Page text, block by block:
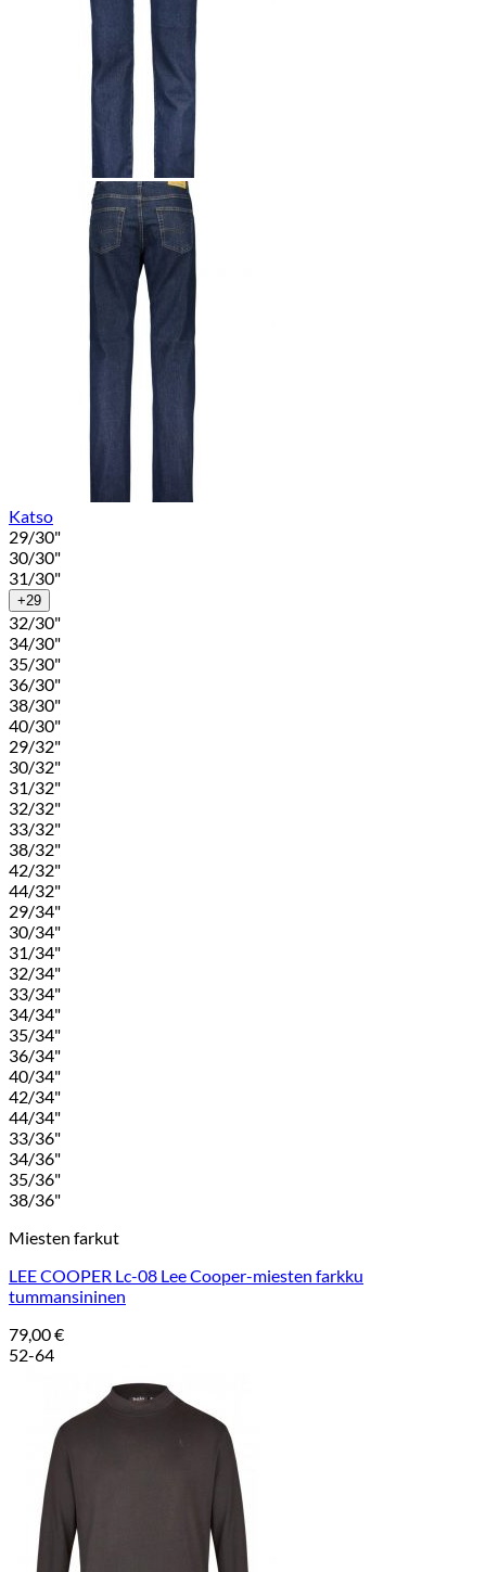
Katso
29/30"
30/30"
31/30"
+29
32/30"
34/30"
35/30"
36/30"
38/30"
40/30"
29/32"
30/32"
31/32"
32/32"
33/32"
38/32"
42/32"
44/32"
29/34"
30/34"
31/34"
32/34"
33/34"
34/34"
35/34"
36/34"
40/34"
42/34"
44/34"
33/36"
34/36"
35/36"
38/36"
Miesten farkut
LEE COOPER Lc-08 Lee Cooper-miesten farkku
tummansininen
79,00€
52-64